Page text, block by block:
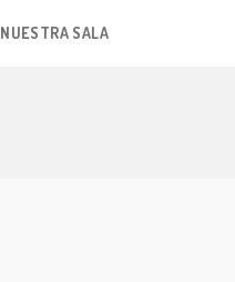
NUESTRA SALA